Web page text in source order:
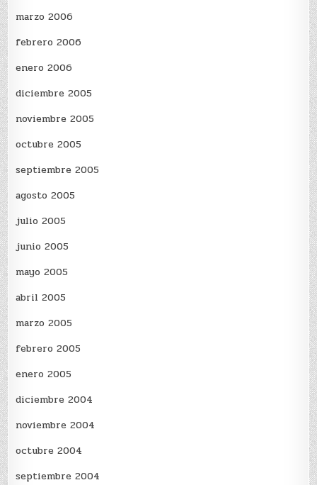
marzo 2006
febrero 2006
enero 2006
diciembre 2005
noviembre 2005
octubre 2005
septiembre 2005
agosto 2005
julio 2005
junio 2005
mayo 2005
abril 2005
marzo 2005
febrero 2005
enero 2005
diciembre 2004
noviembre 2004
octubre 2004
septiembre 2004